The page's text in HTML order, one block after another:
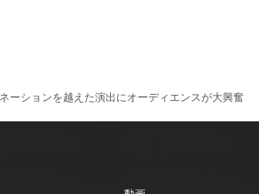
ーションを越えた演出にオーディエンスが大興奮